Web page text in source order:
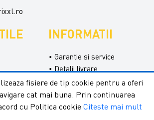
INFORMATII
Garantie si service
Detalii livrare
Confidentialitate
Termeni si conditii
fisiere de tip cookie pentru a oferi
cat mai buna. Prin continuarea
cu Politica cookie Citeste mai mult